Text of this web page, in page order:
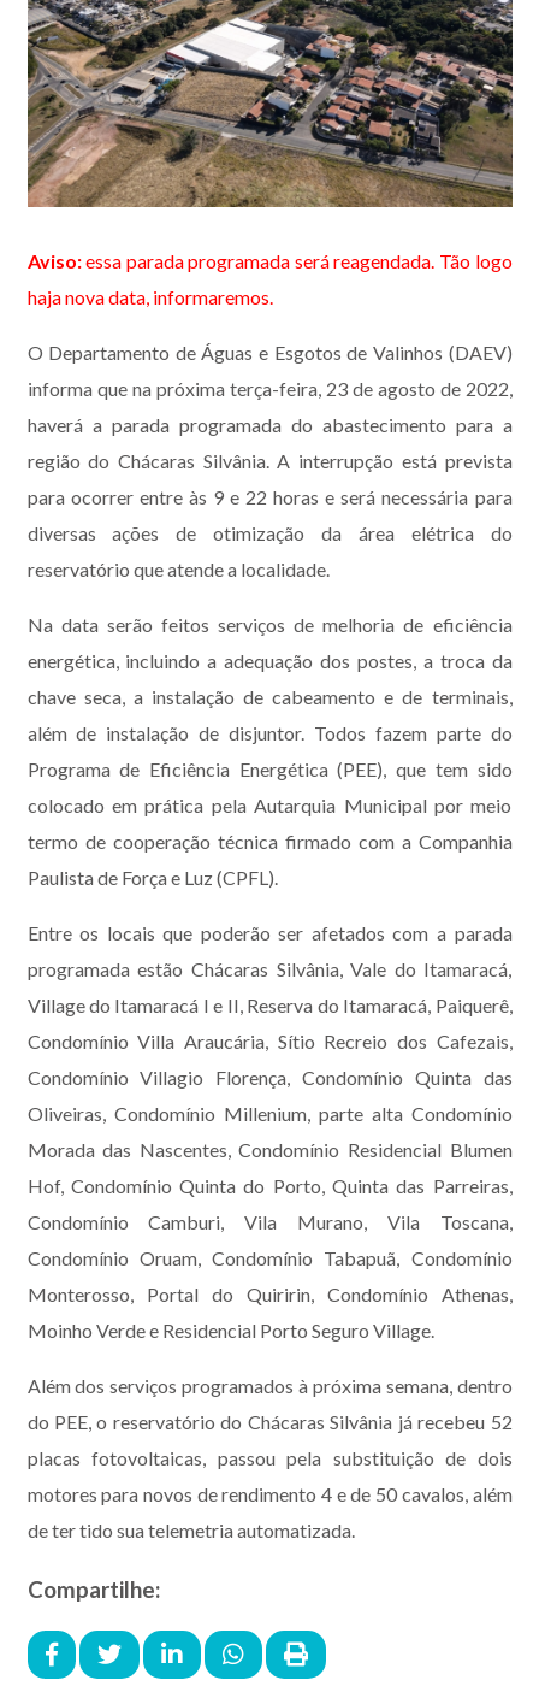
Aviso:essa parada programada será reagendada. Tão logo
haja nova data, informaremos.
O Departamento de Águas e Esgotos de Valinhos (DAEV)
informa que na próxima terça-feira, 23 de agosto de 2022,
haverá a parada programada do abastecimento para a
região do Chácaras Silvânia. A interrupção está prevista
para ocorrer entre às 9 e 22 horas e será necessária para
diversas ações de otimização da área elétrica do
reservatório que atende a localidade.
Na data serão feitos serviços de melhoria de eficiência
energética, incluindo a adequação dos postes, a troca da
chave seca, a instalação de cabeamento e de terminais,
além de instalação de disjuntor. Todos fazem parte do
Programa de Eficiência Energética (PEE), que tem sido
colocado em prática pela Autarquia Municipal por meio
termo de cooperação técnica firmado com a Companhia
Paulista de Força e Luz (CPFL).
Entre os locais que poderão ser afetados com a parada
programada estão Chácaras Silvânia, Vale do Itamaracá,
Village do Itamaracá I e II, Reserva do Itamaracá, Paiquerê,
Condomínio Villa Araucária, Sítio Recreio dos Cafezais,
Condomínio Villagio Florença, Condomínio Quinta das
Oliveiras, Condomínio Millenium, parte alta Condomínio
Morada das Nascentes, Condomínio Residencial Blumen
Hof, Condomínio Quinta do Porto, Quinta das Parreiras,
Condomínio Camburi, Vila Murano, Vila Toscana,
Condomínio Oruam, Condomínio Tabapuã, Condomínio
Monterosso, Portal do Quiririn, Condomínio Athenas,
Moinho Verde e Residencial Porto Seguro Village.
Além dos serviços programados à próxima semana, dentro
do PEE, o reservatório do Chácaras Silvânia já recebeu 52
placas fotovoltaicas, passou pela substituição de dois
motores para novos de rendimento 4 e de 50 cavalos, além
de ter tido sua telemetria automatizada.
Compartilhe: